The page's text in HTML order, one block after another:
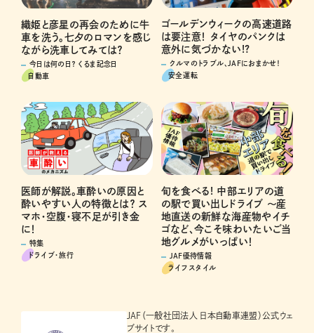
織姫と彦星の再会のために牛
車を洗う。七夕のロマンを感じ
ながら洗車してみては？
今日は何の日？ くるま記念日
自動車
ゴールデンウィークの高速道路
は要注意！ タイヤのパンクは
意外に気づかない!?
クルマのトラブル、JAFにおまかせ！
安全運転
医師が解説。車酔いの原因と
酔いやすい人の特徴とは？ ス
マホ・空腹・寝不足が引き金
に！
特集
ドライブ･旅行
旬を食べる! 中部エリアの道
の駅で買い出しドライブ ～産
地直送の新鮮な海産物やイチ
ゴなど、今こそ味わいたいご当
地グルメがいっぱい！
JAF優待情報
ライフスタイル
JAF（一般社団法人 日本自動車連盟）公式ウェ
ブサイトです。